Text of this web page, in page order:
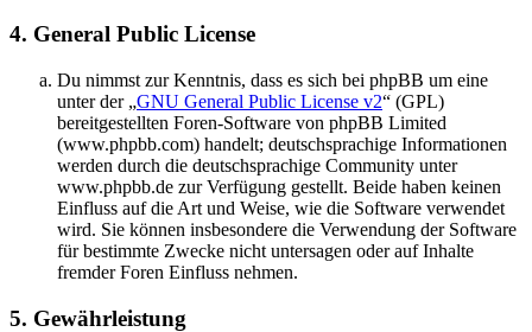
4. General Public License
Du nimmst zur Kenntnis, dass es sich bei phpBB um eine
unter der „GNU General Public License v2“ (GPL)
bereitgestellten Foren-Software von phpBB Limited
(www.phpbb.com) handelt; deutschsprachige Informationen
werden durch die deutschsprachige Community unter
www.phpbb.de zur Verfügung gestellt. Beide haben keinen
Einfluss auf die Art und Weise, wie die Software verwendet
wird. Sie können insbesondere die Verwendung der Software
für bestimmte Zwecke nicht untersagen oder auf Inhalte
fremder Foren Einfluss nehmen.
5. Gewährleistung